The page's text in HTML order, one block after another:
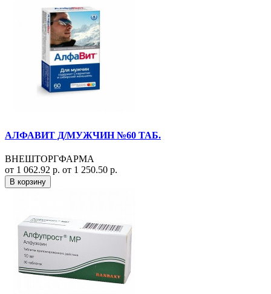
АЛФАВИТ Д/МУЖЧИН №60 ТАБ.
ВНЕШТОРГФАРМА
от 1 062.92 р. от 1 250.50 р.
В корзину